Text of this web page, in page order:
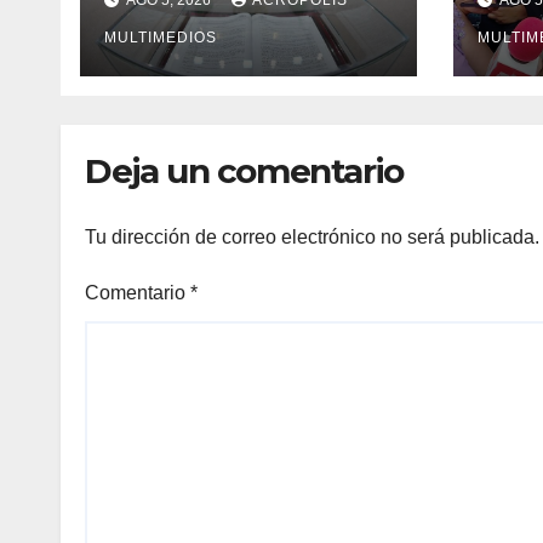
veracruzanos
MULTIMEDIOS
Deja un comentario
Tu dirección de correo electrónico no será publicada.
Comentario *